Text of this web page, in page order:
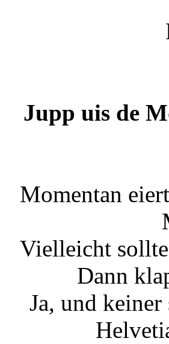
Jupp uis de
Momentan
Vielleicht
Dann
Ja, und